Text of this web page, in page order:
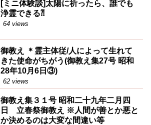
[ミニ体験談]太陽に祈ったら、誰でも
浄霊できる⁈
64 views
御教え ＊霊主体従/人によって生れて
きた使命がちがう(御教え集27号 昭和
28年10月6日③)
62 views
御教え集３１号 昭和二十九年二月四
日 立春祭御教え ※人間が善とか悪と
か決めるのは大変な間違い等